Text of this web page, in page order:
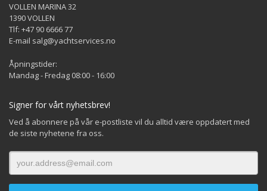
VOLLEN MARINA 32
1390 VOLLEN
Tlf: +47 90 6666 77
E-mail salg@yachtservices.no
Åpningstider:
Mandag - Fredag 08:00 - 16:00
Signer for vårt nyhetsbrev!
Ved å abonnere på vår e-postliste vil du alltid være oppdatert med
de siste nyhetene fra oss.